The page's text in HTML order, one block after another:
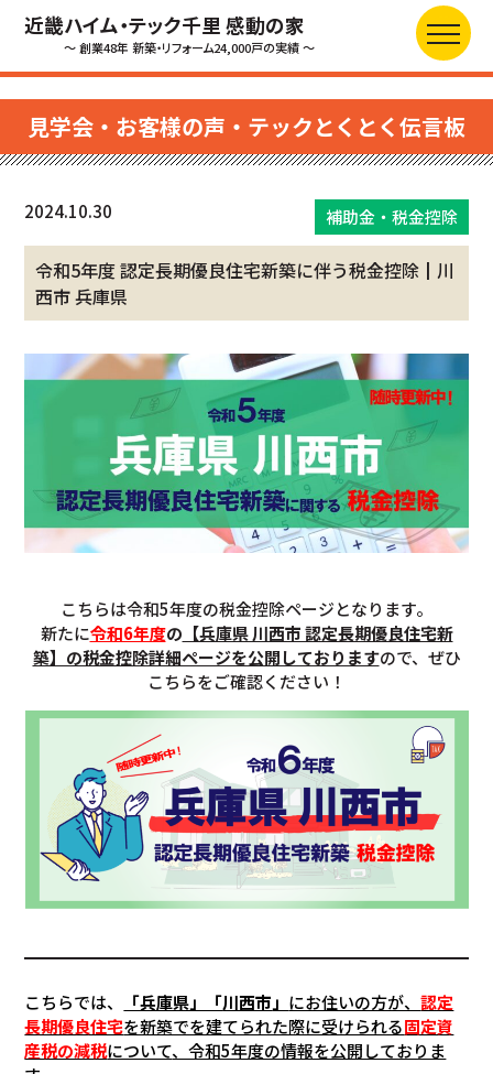
近畿ハイム・テック千里 感動の家
～ 創業48年 新築・リフォーム24,000戸の実績 ～
見学会・お客様の声・テックとくとく伝言板
2024.10.30 補助金・税金控除
令和5年度 認定長期優良住宅新築に伴う税金控除┃川
西市 兵庫県
こちらは令和5年度の税金控除ページとなります。
新たに令和6年度の 【兵庫県 川西市 認定長期優良住宅新
築】の税金控除詳細ページを公開しておりますので、ぜひ
こちらをご確認ください！
こちらでは、 「兵庫県」「川西市 」 にお住いの方が、認定
長期優良住宅を新築でを建てられた際に受けられる固定資
産税の減税について、令和5年度の情報を公開しておりま